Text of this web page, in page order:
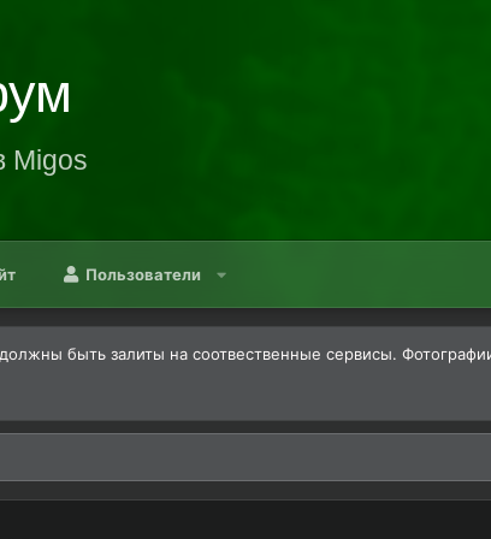
Migos
Пользователи
быть залиты на соотвественные сервисы.